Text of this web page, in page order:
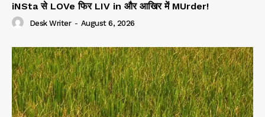
iNSta से LOVe फिर LIV in और आखिर में MUrder!
Desk Writer - August 6, 2026